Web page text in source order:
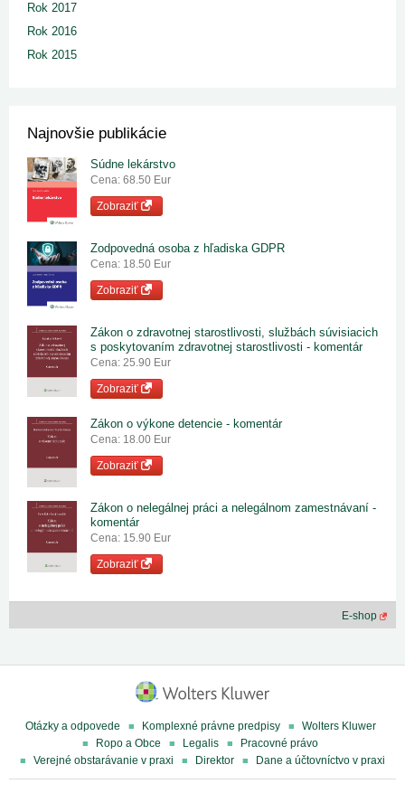
Rok 2017
Rok 2016
Rok 2015
Najnovšie publikácie
Súdne lekárstvo
Cena: 68.50 Eur
Zobraziť
Zodpovedná osoba z hľadiska GDPR
Cena: 18.50 Eur
Zobraziť
Zákon o zdravotnej starostlivosti, službách súvisiacich
s poskytovaním zdravotnej starostlivosti - komentár
Cena: 25.90 Eur
Zobraziť
Zákon o výkone detencie - komentár
Cena: 18.00 Eur
Zobraziť
Zákon o nelegálnej práci a nelegálnom zamestnávaní -
komentár
Cena: 15.90 Eur
Zobraziť
E-shop
Otázky a odpovede Komplexné právne predpisy
Wolters Kluwer
Ropo a Obce
Legalis
Pracovné právo
Verejné obstarávanie v praxi
Direktor Dane a účtovníctvo v praxi